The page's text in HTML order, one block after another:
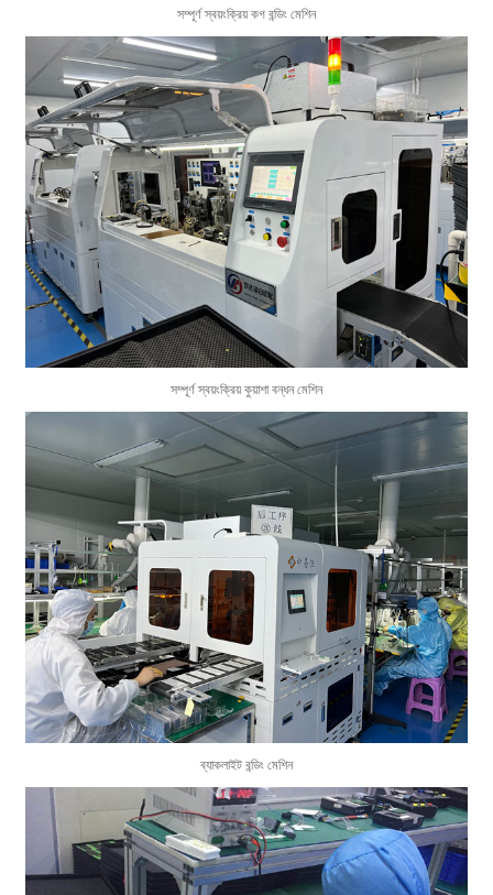
সম্পূর্ণ স্বয়ংক্রিয় কগ বন্ডিং মেশিন
সম্পূর্ণ স্বয়ংক্রিয় কুয়াশা বন্ধন মেশিন
ব্যাকলাইট বন্ডিং মেশিন